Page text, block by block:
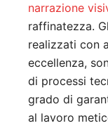
narrazione
raffinatezza.
realizzati con
eccellenza,
di processi
grado di
al lavoro